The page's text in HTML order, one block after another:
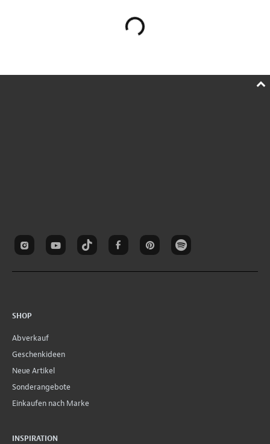
SHOP
Abverkauf
Geschenkideen
Neue Artikel
Sonderangebote
Einkaufen nach Marke
INSPIRATION